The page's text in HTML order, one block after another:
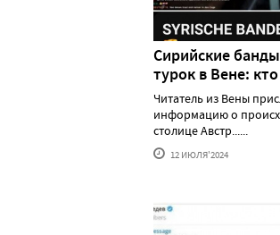
Сирийские
турок в Вене:
Читатель из Вены
информацию о
столице Австр......
12 ИЮЛЯ'2024